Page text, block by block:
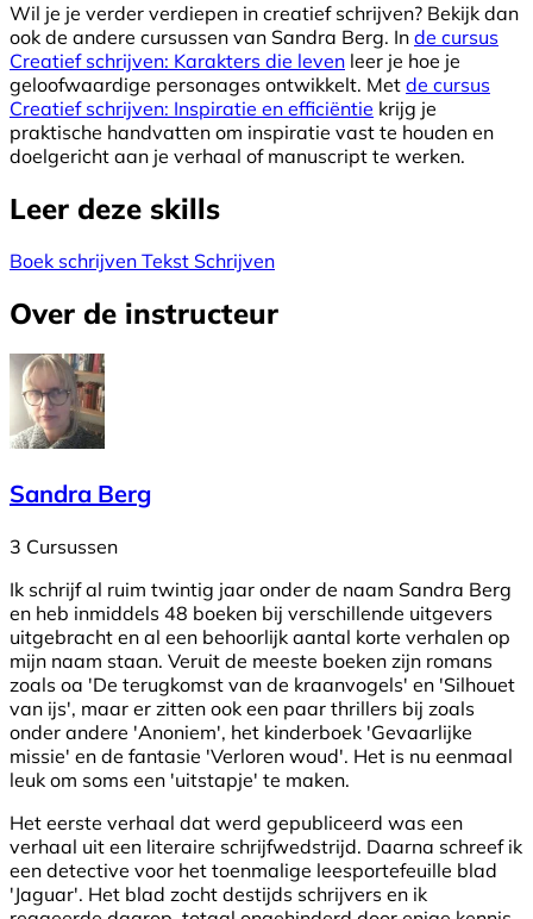
Wil je je verder verdiepen in creatief schrijven? Bekijk dan
ook de andere cursussen van Sandra Berg. In de cursus
Creatief schrijven: Karakters die leven leer je hoe je
geloofwaardige personages ontwikkelt. Met de cursus
Creatief schrijven: Inspiratie en efficiëntie krijg je
praktische handvatten om inspiratie vast te houden en
doelgericht aan je verhaal of manuscript te werken.
Leer deze skills
Boek schrijven Tekst Schrijven
Over de instructeur
Sandra Berg
3 Cursussen
Ik schrijf al ruim twintig jaar onder de naam Sandra Berg
en heb inmiddels 48 boeken bij verschillende uitgevers
uitgebracht en al een behoorlijk aantal korte verhalen op
mijn naam staan. Veruit de meeste boeken zijn romans
zoals oa 'De terugkomst van de kraanvogels' en 'Silhouet
van ijs', maar er zitten ook een paar thrillers bij zoals
onder andere 'Anoniem', het kinderboek 'Gevaarlijke
missie' en de fantasie 'Verloren woud'. Het is nu eenmaal
leuk om soms een 'uitstapje' te maken.
Het eerste verhaal dat werd gepubliceerd was een
verhaal uit een literaire schrijfwedstrijd. Daarna schreef ik
een detective voor het toenmalige leesportefeuille blad
'Jaguar'. Het blad zocht destijds schrijvers en ik